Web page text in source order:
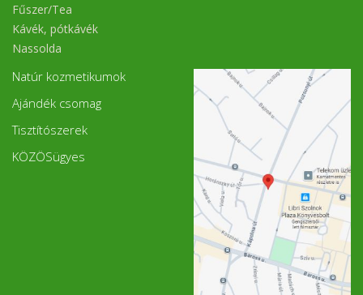
Fűszer/Tea
Kávék, pótkávék
Nassolda
Natúr kozmetikumok
Ajándék csomag
Tisztítószerek
KÖZÖSügyes